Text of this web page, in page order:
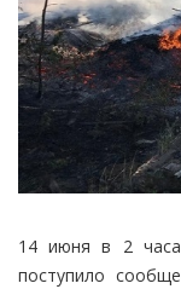
14 июня в 2
поступило